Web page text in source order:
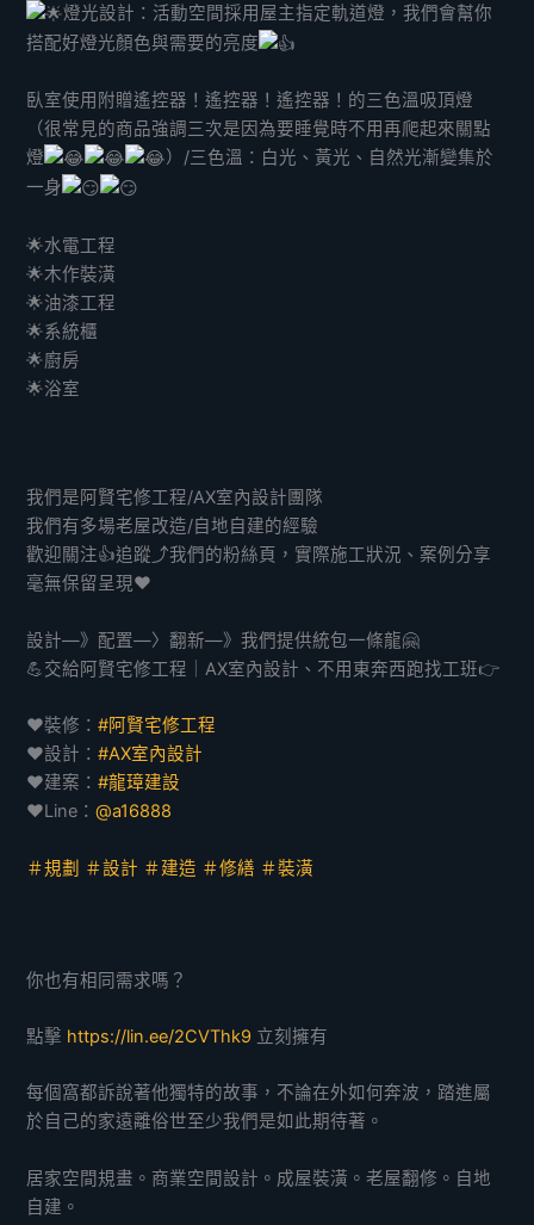
燈光設計：活動空間採用屋主指定軌道燈，我們會幫你
搭配好燈光顏色與需要的亮度
臥室使用附贈遙控器！遙控器！遙控器！的三色溫吸頂燈
（很常見的商品強調三次是因為要睡覺時不用再爬起來關點
燈
）/三色溫：白光、黃光、自然光漸變集於
一身
🌟水電工程
🌟木作裝潢
🌟油漆工程
🌟系統櫃
🌟廚房
🌟浴室
我們是阿賢宅修工程/AX室內設計團隊
我們有多場老屋改造/自地自建的經驗
歡迎關注👍追蹤⤴️我們的粉絲頁，實際施工狀況、案例分享
毫無保留呈現❤️
設計—》配置—〉翻新—》我們提供統包一條龍🤗
💪交給阿賢宅修工程｜AX室內設計、不用東奔西跑找工班👉
❤️裝修：#阿賢宅修工程
❤️設計：#AX室內設計
❤️建案：#龍璋建設
❤️Line：@a16888
＃規劃 ＃設計 ＃建造 ＃修繕 ＃裝潢
你也有相同需求嗎？
點擊 https://lin.ee/2CVThk9 立刻擁有
每個窩都訴說著他獨特的故事，不論在外如何奔波，踏進屬
於自己的家遠離俗世至少我們是如此期待著。
居家空間規畫。商業空間設計。成屋裝潢。老屋翻修。自地
自建。